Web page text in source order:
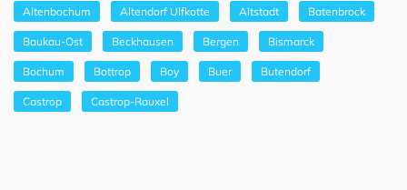
Altenbochum Altendorf Ulfkotte Altstadt Batenbrock
Baukau-Ost Beckhausen Bergen Bismarck
Bochum Bottrop Boy Buer Butendorf
Castrop Castrop-Rauxel